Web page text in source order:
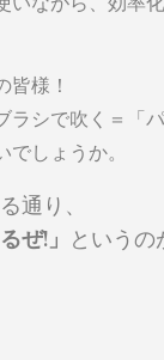
皆様！
シで吹く＝「
しょうか。
通り、
ぜ!」 というの